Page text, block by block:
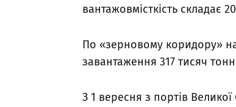
вантажовмісткість складає
По «зерновому коридору»
завантаження 317 тисяч
З 1 вересня з портів